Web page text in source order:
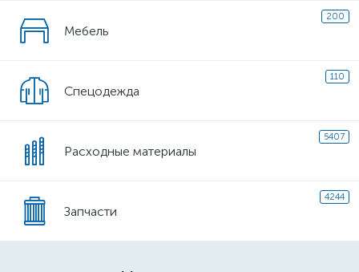
200
Мебель
110
Спецодежда
5407
Расходные материалы
4244
Запчасти